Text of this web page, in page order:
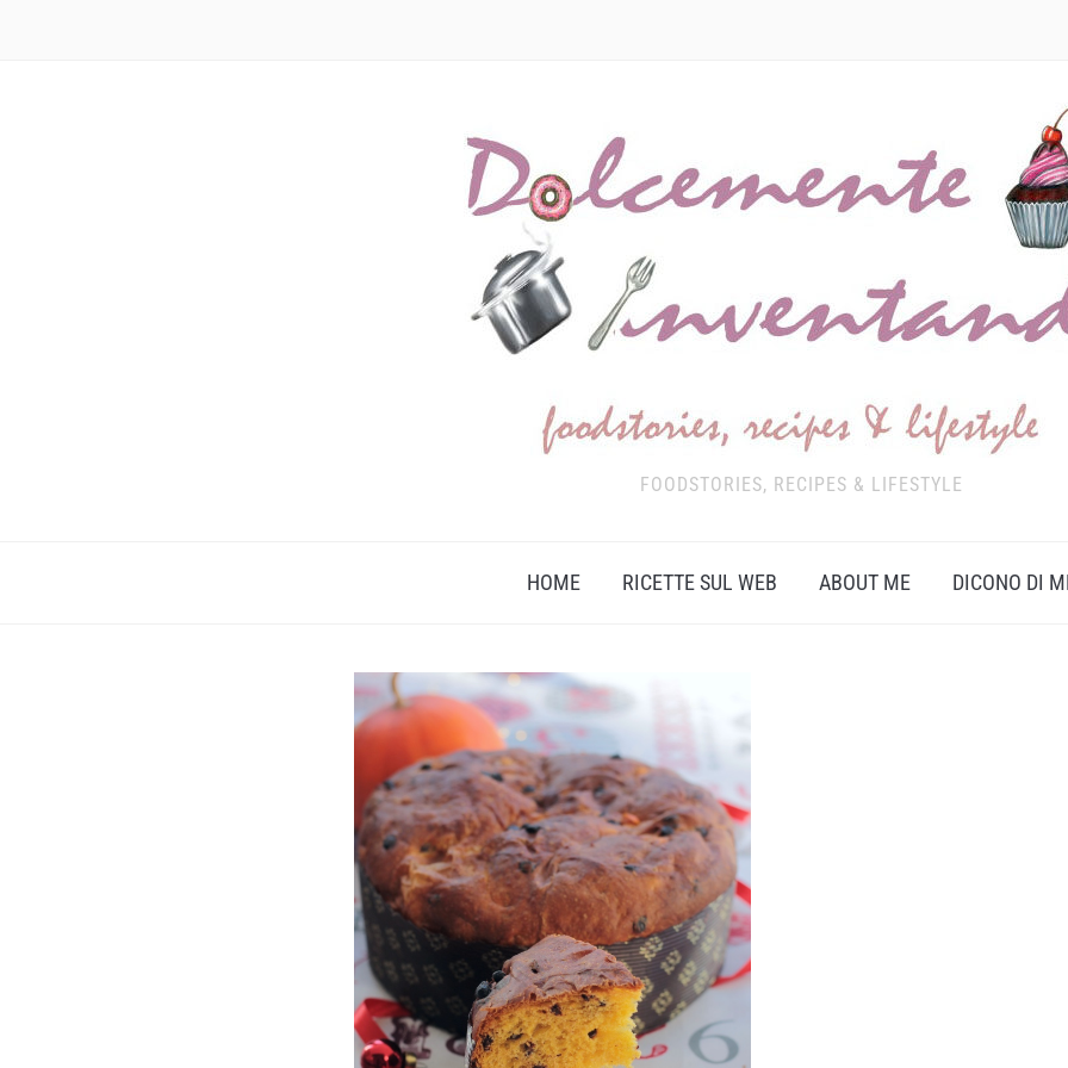
FOODSTORIES, RECIPES & LIFESTYLE
HOME RICETTE SUL WEB ABOUT ME DICONO DI